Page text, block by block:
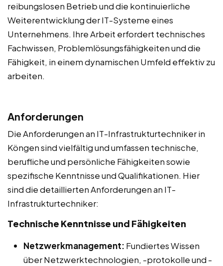
reibungslosen Betrieb und die kontinuierliche
Weiterentwicklung der IT-Systeme eines
Unternehmens. Ihre Arbeit erfordert technisches
Fachwissen, Problemlösungsfähigkeiten und die
Fähigkeit, in einem dynamischen Umfeld effektiv zu
arbeiten.
Anforderungen
Die Anforderungen an IT-Infrastrukturtechniker in
Köngen sind vielfältig und umfassen technische,
berufliche und persönliche Fähigkeiten sowie
spezifische Kenntnisse und Qualifikationen. Hier
sind die detaillierten Anforderungen an IT-
Infrastrukturtechniker:
Technische Kenntnisse und Fähigkeiten
Netzwerkmanagement: Fundiertes Wissen
über Netzwerktechnologien, -protokolle und -